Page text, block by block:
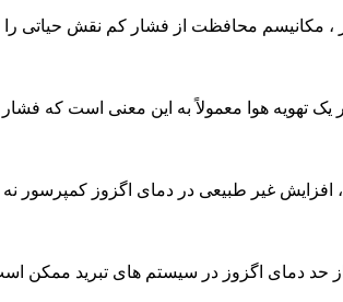
، مکانیسم محافظت از فشار کم نقش حیاتی را
یک تهویه هوا معمولاً به این معنی است که
افزایش غیر طبیعی در دمای اگزوز
حد دمای اگزوز در سیستم های تبرید ممکن است